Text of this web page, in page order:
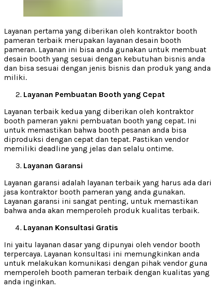
Layanan pertama yang diberikan oleh kontraktor booth
pameran terbaik merupakan layanan desain booth
pameran. Layanan ini bisa anda gunakan untuk membuat
desain booth yang sesuai dengan kebutuhan bisnis anda
dan bisa sesuai dengan jenis bisnis dan produk yang anda
miliki.
Layanan Pembuatan Booth yang Cepat
Layanan terbaik kedua yang diberikan oleh kontraktor
booth pameran yakni pembuatan booth yang cepat. Ini
untuk memastikan bahwa booth pesanan anda bisa
diproduksi dengan cepat dan tepat. Pastikan vendor
memiliki deadline yang jelas dan selalu ontime.
Layanan Garansi
Layanan garansi adalah layanan terbaik yang harus ada dari
jasa kontraktor booth pameran yang anda gunakan.
Layanan garansi ini sangat penting, untuk memastikan
bahwa anda akan memperoleh produk kualitas terbaik.
Layanan Konsultasi Gratis
Ini yaitu layanan dasar yang dipunyai oleh vendor booth
terpercaya. Layanan konsultasi ini memungkinkan anda
untuk melakukan komunikasi dengan pihak vendor guna
memperoleh booth pameran terbaik dengan kualitas yang
anda inginkan.